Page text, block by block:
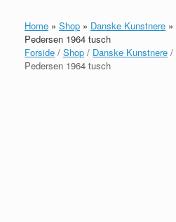
Home » Shop » Danske Kunstnere »
Pedersen 1964 tusch
Forside / Shop / Danske Kunstnere /
Pedersen 1964 tusch